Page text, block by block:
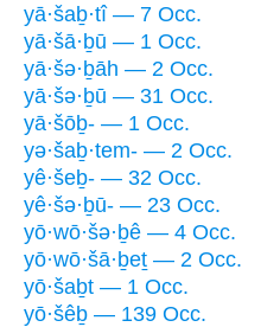
yā·šaḇ·tî — 7 Occ.
yā·šā·ḇū — 1 Occ.
yā·šə·ḇāh — 2 Occ.
yā·šə·ḇū — 31 Occ.
yā·šōḇ- — 1 Occ.
yə·šaḇ·tem- — 2 Occ.
yê·šeḇ- — 32 Occ.
yê·šə·ḇū- — 23 Occ.
yō·wō·šə·ḇê — 4 Occ.
yō·wō·šā·ḇeṯ — 2 Occ.
yō·šaḇt — 1 Occ.
yō·šêḇ — 139 Occ.